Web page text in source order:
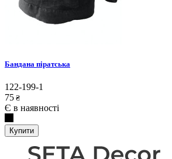
Бандана піратська
122-199-1
75 ₴
Є в наявності
Купити